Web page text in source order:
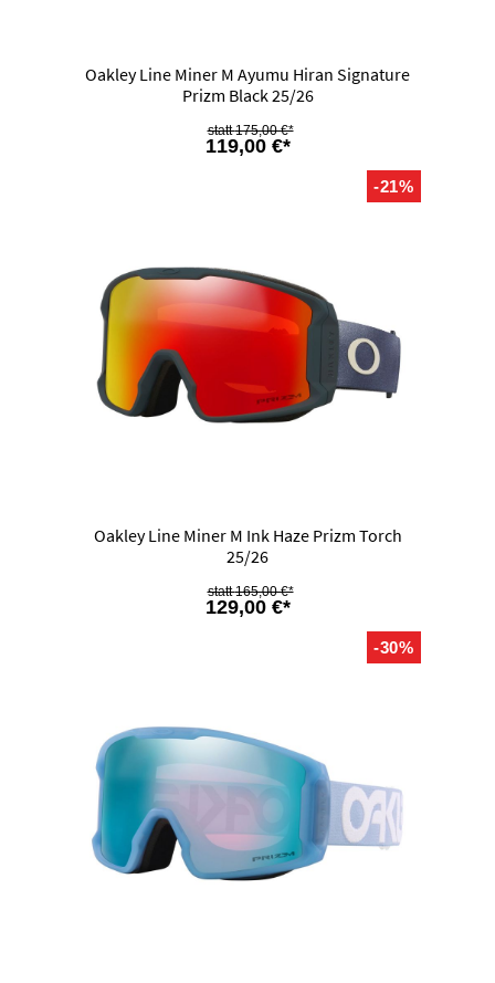
Oakley Line Miner M Ayumu Hiran Signature
Prizm Black 25/26
119,00 €*
175,00 €*
-21%
Oakley Line Miner M Ink Haze Prizm Torch
25/26
129,00 €*
165,00 €*
-30%